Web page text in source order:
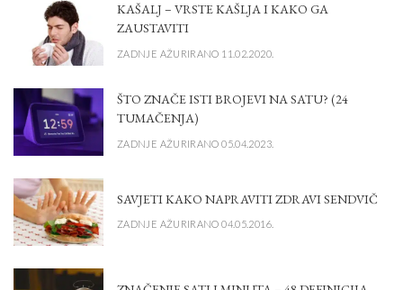
KAŠALJ – VRSTE KAŠLJA I KAKO GA
ZAUSTAVITI
ZADNJE AŽURIRANO 11.02.2020.
ŠTO ZNAČE ISTI BROJEVI NA SATU? (24
TUMAČENJA)
ZADNJE AŽURIRANO 05.04.2023.
SAVJETI KAKO NAPRAVITI ZDRAVI SENDVIČ
ZADNJE AŽURIRANO 04.05.2016.